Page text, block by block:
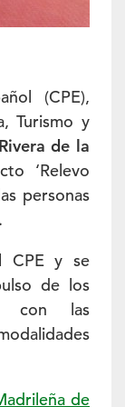
(CPE),
Turismo y
de la
‘Relevo
personas
CPE y se
de los
con las
de